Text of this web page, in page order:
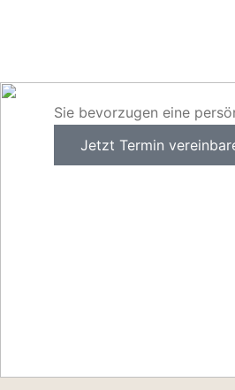
Sie bevorzugen eine
Jetzt Termin